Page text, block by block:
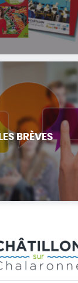
LES BRÈVES